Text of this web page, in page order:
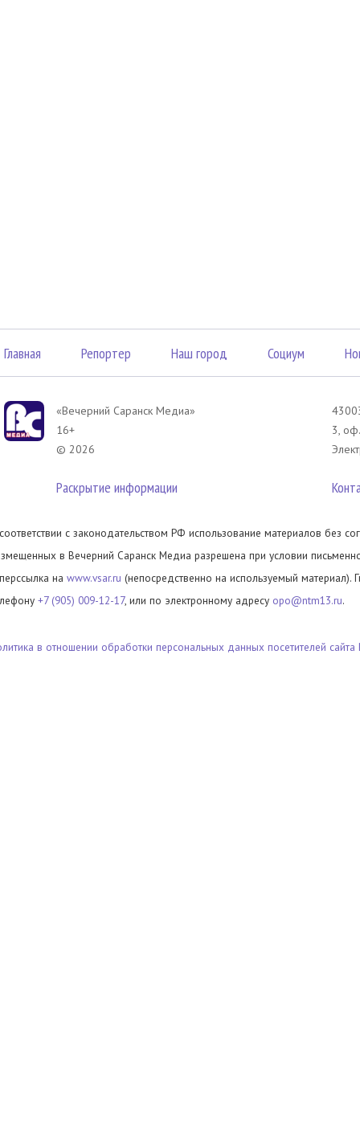
Главная Репортер Наш город Социум
«Вечерний Саранск Mедиа»
16+
© 2026
Раскрытие информации
3,
с законодательством РФ использование материалов без
в Вечерний Саранск Медиа разрешена при условии
на www.vsar.ru (непосредственно на используемый материал).
+7 (905) 009-12-17, или по электронному адресу opo@ntm13.ru.
в отношении обработки персональных данных посетителей